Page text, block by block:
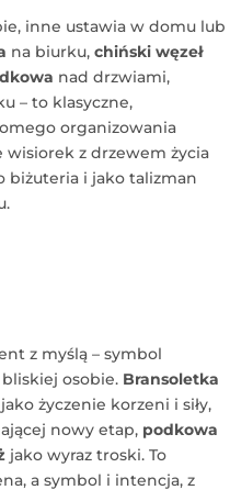
inne ustawia w domu lub
na biurku, chiński węzeł
nad drzwiami,
– to klasyczne,
organizowania
wisiorek z drzewem życia
biżuteria i jako talizman
z myślą – symbol
osobie. Bransoletka
jako życzenie korzeni i siły,
nowy etap, podkowa
jako wyraz troski. To
a symbol i intencja, z